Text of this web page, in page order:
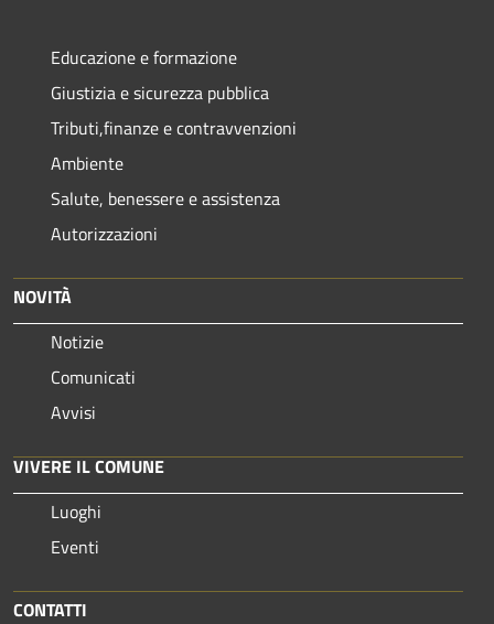
Educazione e formazione
Giustizia e sicurezza pubblica
Tributi,finanze e contravvenzioni
Ambiente
Salute, benessere e assistenza
Autorizzazioni
NOVITÀ
Notizie
Comunicati
Avvisi
VIVERE IL COMUNE
Luoghi
Eventi
CONTATTI